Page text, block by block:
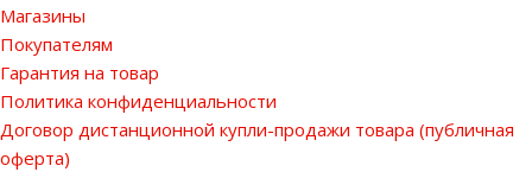
Магазины
Покупателям
Гарантия на товар
Политика конфиденциальности
Договор дистанционной купли-продажи товара (публичная
оферта)